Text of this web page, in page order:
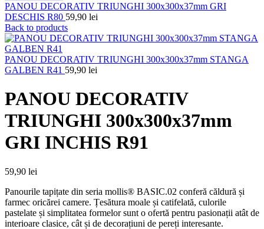
PANOU DECORATIV TRIUNGHI 300x300x37mm GRI
DESCHIS R80 59,90 lei
Back to products
PANOU DECORATIV TRIUNGHI 300x300x37mm STANGA
GALBEN R41 59,90 lei
PANOU DECORATIV
TRIUNGHI 300x300x37mm
GRI INCHIS R91
59,90 lei
Panourile tapițate din seria mollis® BASIC.02 conferă căldură și
farmec oricărei camere. Țesătura moale și catifelată, culorile
pastelate și simplitatea formelor sunt o ofertă pentru pasionații atât de
interioare clasice, cât și de decorațiuni de pereți interesante.